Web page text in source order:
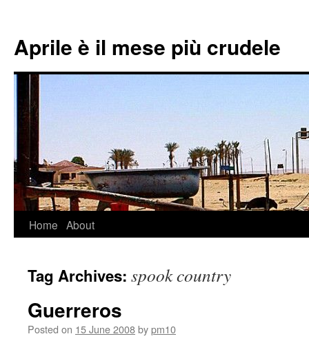
Aprile è il mese più crudele
Skip
content
Home About
Tag Archives: spook country
Guerreros
Posted on 15 June 2008bypm10